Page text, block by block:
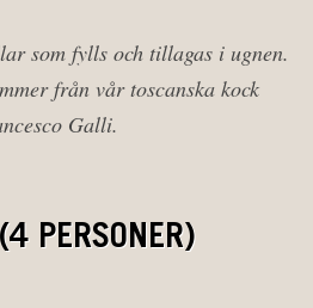
som fylls och tillagas i ugnen.
från vår toscanska kock
Galli.
PERSONER)